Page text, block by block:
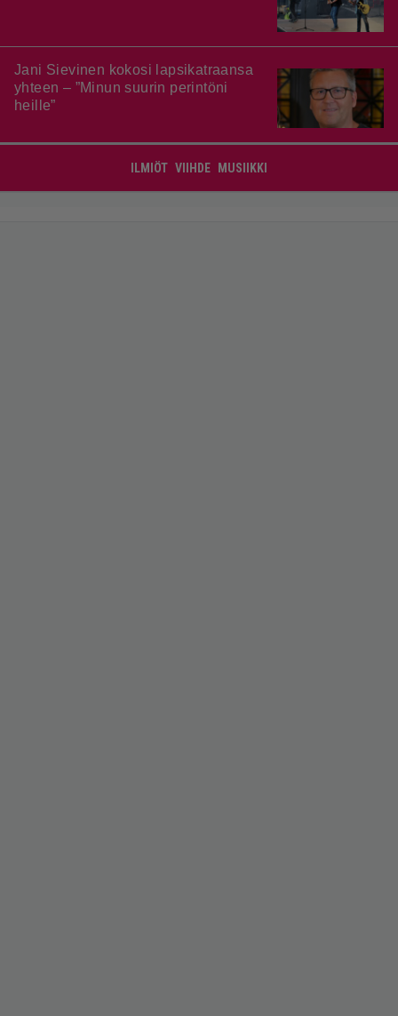
Jani Sievinen kokosi lapsikatraansa
yhteen – ”Minun suurin perintöni
heille”
ILMIÖT VIIHDE MUSIIKKI